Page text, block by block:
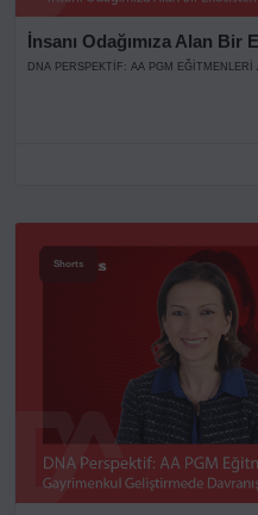
İnsanı Odağımıza Alan Bir
DNA PERSPEKTIF: AA PGM EĞITMENLERI
Shorts